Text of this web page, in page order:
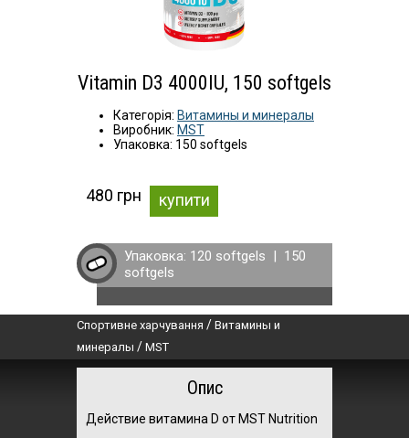
Vitamin D3 4000IU, 150 softgels
Категорія: Витамины и минералы
Виробник: MST
Упаковка: 150 softgels
480 грн купити
Упаковка: 120 softgels | 150
softgels
Спортивне харчування / Витамины и
минералы / MST
Опис
Действие витамина D от MST Nutrition